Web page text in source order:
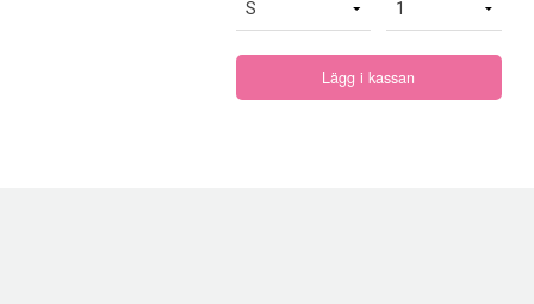
Lägg i kassan